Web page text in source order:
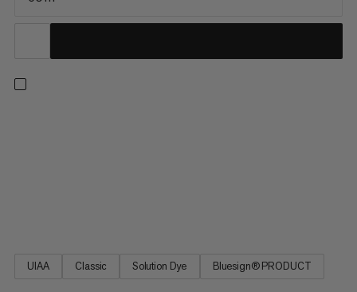
UIAA Classic Solution Dye Bluesign® PRODUCT